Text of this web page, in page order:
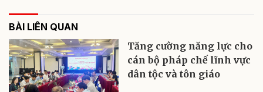
BÀI LIÊN QUAN
Tăng cường năng lực cho
cán bộ pháp chế lĩnh vực
dân tộc và tôn giáo